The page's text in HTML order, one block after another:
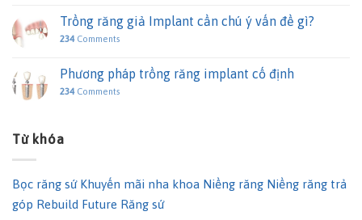
Trồng răng giả Implant cần chú ý vấn đề gì?
234Comments
Phương pháp trồng răng implant cố định
234Comments
Từ khóa
Bọc răng sứ Khuyến mãi nha khoa Niềng răng Niềng răng trả
góp Rebuild Future Răng sứ